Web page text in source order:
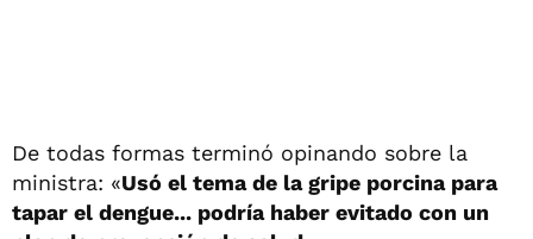
De todas formas terminó opinando sobre la
ministra: «Usó el tema de la gripe porcina para
tapar el dengue... podría haber evitado con un